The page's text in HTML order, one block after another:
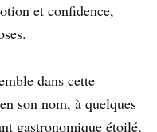
et confidence,
dans cette
son nom, à quelques
gastronomique étoilé,